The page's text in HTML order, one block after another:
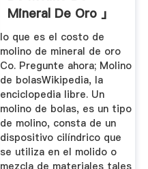
Mineral De Oro 」
lo que es el costo de
molino de mineral de oro
Co. Pregunte ahora; Molino
de bolasWikipedia, la
enciclopedia libre. Un
molino de bolas, es un tipo
de molino, consta de un
dispositivo cilíndrico que
se utiliza en el molido o